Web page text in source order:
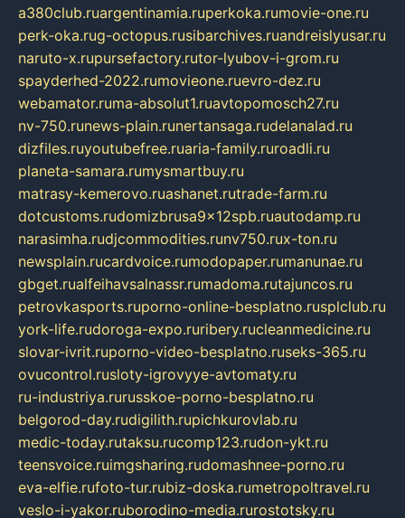
a380club.ruargentinamia.ruperkoka.rumovie-one.ru
perk-oka.rug-octopus.rusibarchives.ruandreislyusar.ru
naruto-x.rupursefactory.rutor-lyubov-i-grom.ru
spayderhed-2022.rumovieone.ruevro-dez.ru
webamator.ruma-absolut1.ruavtopomosch27.ru
nv-750.runews-plain.runertansaga.rudelanalad.ru
dizfiles.ruyoutubefree.ruaria-family.ruroadli.ru
planeta-samara.rumysmartbuy.ru
matrasy-kemerovo.ruashanet.rutrade-farm.ru
dotcustoms.rudomizbrusa9x12spb.ruautodamp.ru
narasimha.rudjcommodities.runv750.rux-ton.ru
newsplain.rucardvoice.rumodopaper.rumanunae.ru
gbget.rualfeihavsalnassr.rumadoma.rutajuncos.ru
petrovkasports.ruporno-online-besplatno.rusplclub.ru
york-life.rudoroga-expo.ruribery.rucleanmedicine.ru
slovar-ivrit.ruporno-video-besplatno.ruseks-365.ru
ovucontrol.rusloty-igrovyye-avtomaty.ru
ru-industriya.rurusskoe-porno-besplatno.ru
belgorod-day.rudigilith.rupichkurovlab.ru
medic-today.rutaksu.rucomp123.rudon-ykt.ru
teensvoice.ruimgsharing.rudomashnee-porno.ru
eva-elfie.rufoto-tur.rubiz-doska.rumetropoltravel.ru
veslo-i-yakor.ruborodino-media.rurostotsky.ru